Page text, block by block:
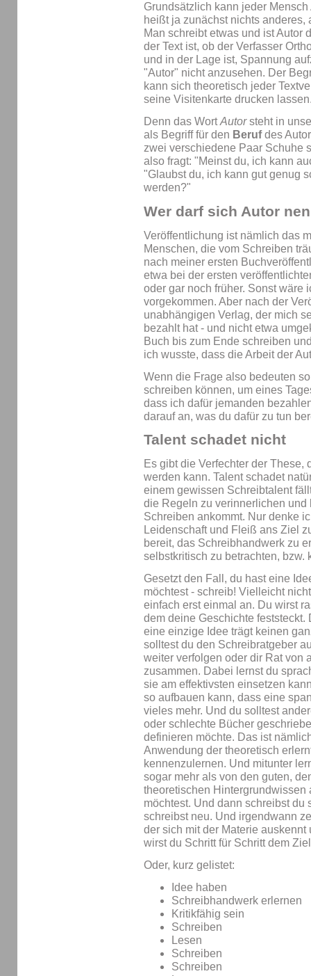
Grundsätzlich kann jeder
heißt ja zunächst nichts anderes,
Man schreibt etwas und ist Autor
der Text ist, ob der Verfasser
und in der Lage ist, Spannung
"Autor" nicht anzusehen. Der
kann sich theoretisch jeder
seine Visitenkarte drucken
Denn das WortAutorsteht in
als Begriff für den Berufdes
zwei verschiedene Paar Schuhe
also fragt: "Meinst du, ich kann
"Glaubst du, ich kann gut genug
werden?"
Wer darf sich Autor
Veröffentlichung ist nämlich das
Menschen, die vom Schreiben
nach meiner ersten
etwa bei der ersten
oder gar noch früher. Sonst wäre
vorgekommen. Aber nach der
unabhängigen Verlag, der mich
bezahlt hat - und nicht etwa
Buch bis zum Ende schreiben
ich wusste, dass die Arbeit der
Wenn die Frage also bedeuten
schreiben können, um eines
dass ich dafür jemanden
darauf an, was du dafür zu tun
Talent schadet nicht
Es gibt die Verfechter der These,
werden kann. Talent schadet
einem gewissen Schreibtalent
die Regeln zu verinnerlichen und
Schreiben ankommt. Nur denke
Leidenschaft und Fleiß ans Ziel
bereit, das Schreibhandwerk zu
selbstkritisch zu betrachten, bzw.
Gesetzt den Fall, du hast eine
möchtest - schreib! Vielleicht
einfach erst einmal an. Du wirst
dem deine Geschichte
eine einzige Idee trägt keinen
solltest du den Schreibratgeber
weiter verfolgen oder dir Rat von
zusammen. Dabei lernst du
sie am effektivsten einsetzen
so aufbauen kann, dass eine
vieles mehr. Und du solltest
oder schlechte Bücher
definieren möchte. Das ist
Anwendung der theoretisch
kennenzulernen. Und mitunter
sogar mehr als von den guten,
theoretischen
möchtest. Und dann schreibst du
schreibst neu. Und irgendwann
der sich mit der Materie
wirst du Schritt für Schritt dem
Oder, kurz gelistet:
Idee haben
Schreibhandwerk erlernen
Kritikfähig sein
Schreiben
Lesen
Schreiben
Schreiben